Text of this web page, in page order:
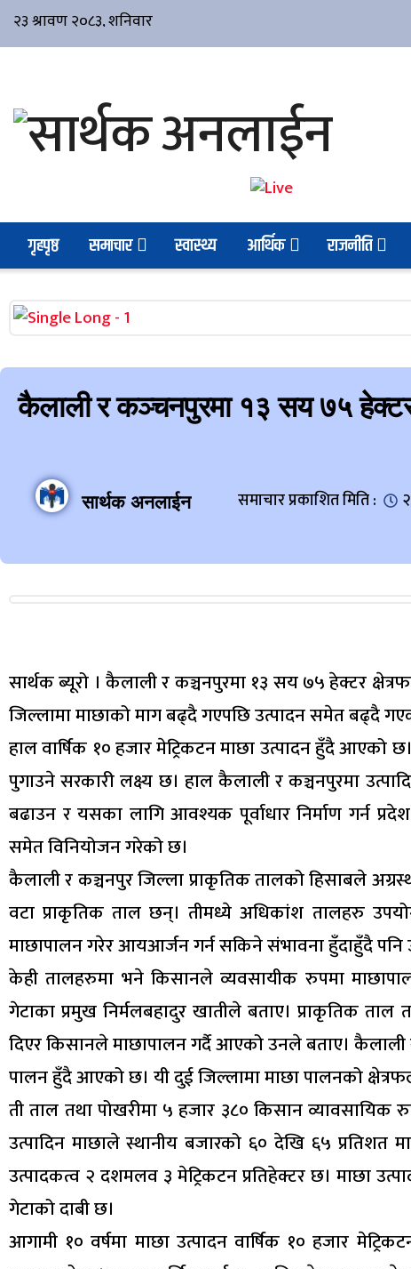
गृहपृष्ठ समाचार स्वास्थ्य आर्थिक राजनीति
कैलाली र कञ्चनपुरमा १३ सय ७५ हेक्टर
सार्थक अनलाईन समाचार प्रकाशित मिति :
सार्थक ब्यूरो । कैलाली र कञ्चनपुरमा १३ सय ७५ हेक्टर
जिल्लामा माछाको माग बढ्दै गएपछि उत्पादन समेत बढ्दै
हाल वार्षिक १० हजार मेट्रिकटन माछा उत्पादन हुँदै आएको
पुगाउने सरकारी लक्ष्य छ। हाल कैलाली र कञ्चनपुरमा
बढाउन र यसका लागि आवश्यक पूर्वाधार निर्माण गर्न
समेत विनियोजन गरेको छ।
कैलाली र कञ्चनपुर जिल्ला प्राकृतिक तालको हिसाबले
वटा प्राकृतिक ताल छन्। तीमध्ये अधिकांश तालहरु
माछापालन गरेर आयआर्जन गर्न सकिने संभावना हुँदाहुँदै
केही तालहरुमा भने किसानले व्यवसायीक रुपमा
गेटाका प्रमुख निर्मलबहादुर खातीले बताए। प्राकृतिक
दिएर किसानले माछापालन गर्दै आएको उनले बताए। कैलाली
पालन हुँदै आएको छ। यी दुई जिल्लामा माछा पालनको
ती ताल तथा पोखरीमा ५ हजार ३८० किसान व्यावसायिक
उत्पादिन माछाले स्थानीय बजारको ६० देखि ६५ प्रतिशत
उत्पादकत्व २ दशमलव ३ मेट्रिकटन प्रतिहेक्टर छ। माछा
गेटाको दाबी छ।
आगामी १० वर्षमा माछा उत्पादन वार्षिक १० हजार